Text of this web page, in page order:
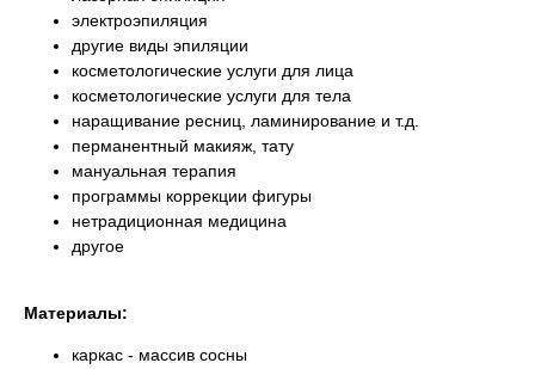
электроэпиляция
другие виды эпиляции
косметологические услуги для лица
косметологические услуги для тела
наращивание ресниц, ламинирование и т.д.
перманентный макияж, тату
мануальная терапия
программы коррекции фигуры
нетрадиционная медицина
другое
Материалы:
каркас - массив сосны